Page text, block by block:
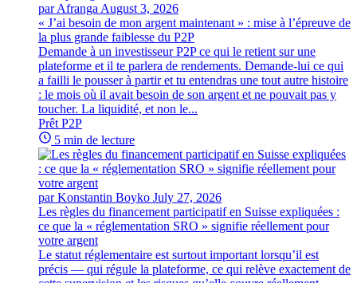
par Afranga August 3, 2026
« J’ai besoin de mon argent maintenant » : mise à l’épreuve de
la plus grande faiblesse du P2P
Demande à un investisseur P2P ce qui le retient sur une
plateforme et il te parlera de rendements. Demande-lui ce qui
a failli le pousser à partir et tu entendras une tout autre histoire
: le mois où il avait besoin de son argent et ne pouvait pas y
toucher. La liquidité, et non le...
Prêt P2P
5 min de lecture
par Konstantin Boyko July 27, 2026
Les règles du financement participatif en Suisse expliquées :
ce que la « réglementation SRO » signifie réellement pour
votre argent
Le statut réglementaire est surtout important lorsqu’il est
précis — qui régule la plateforme, ce qui relève exactement de